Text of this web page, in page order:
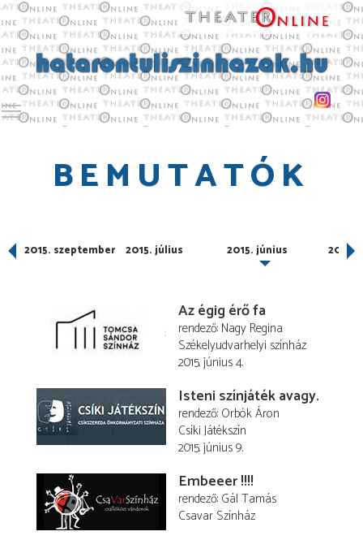
Toggle main menu visibility
BEMUTATÓK
2015. szeptember 2015. július 2015. június 2015.
Az égig érő fa
rendező Nagy Regina
Székelyudvarhelyi színház
2015. június 4.
Isteni színjáték avagy.
rendező Orbók Áron
Csíki Játékszín
2015. június 9.
Embeeer !!!!
rendező Gál Tamás
Csavar Színház